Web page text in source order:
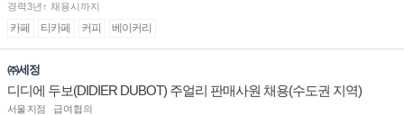
경력3년↑ 채용시까지
카페 티카페 커피 베이커리
㈜세정
디디에 두보(DIDIER DUBOT) 주얼리 판매사원 채용(수도권 지역)
서울 지점
급여협의